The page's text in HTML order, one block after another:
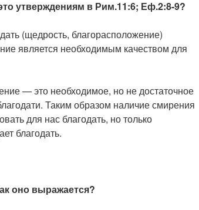
утверждениям в Рим.11:6; Еф.2:8-9?
(щедрость, благорасположение)
является необходимым качеством для
— это необходимое, но не достаточное
Таким образом наличие смирения
для нас благодать, но только
благодать.
оно выражается?